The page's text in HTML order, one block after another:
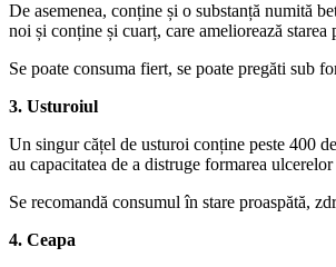
De asemenea, conține și o substanță numită
noi și conține și cuarț, care ameliorează
Se poate consuma fiert, se poate pregăti sub
3. Usturoiul
Un singur cățel de usturoi conține peste 400
au capacitatea de a distruge formarea
Se recomandă consumul în stare proaspătă,
4. Ceapa